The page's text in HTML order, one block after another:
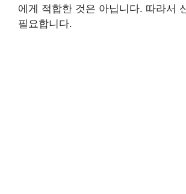
에게 적합한 것은 아닙니다. 따라서
필요합니다.